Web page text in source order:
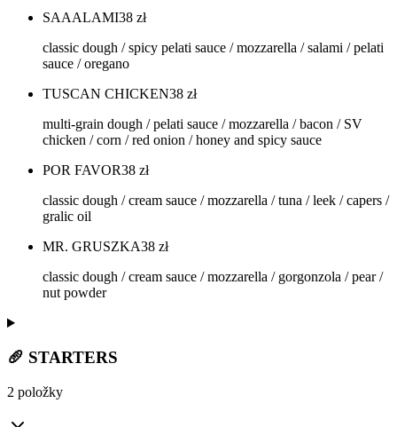
SAAALAMI38 zł
classic dough / spicy pelati sauce / mozzarella / salami / pelati
sauce / oregano
TUSCAN CHICKEN38 zł
multi-grain dough / pelati sauce / mozzarella / bacon / SV
chicken / corn / red onion / honey and spicy sauce
POR FAVOR38 zł
classic dough / cream sauce / mozzarella / tuna / leek / capers /
gralic oil
MR. GRUSZKA38 zł
classic dough / cream sauce / mozzarella / gorgonzola / pear /
nut powder
🥖 STARTERS
2 položky